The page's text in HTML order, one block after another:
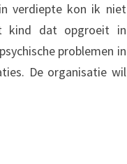
verdiepte kon ik niet
kind dat opgroeit in
problemen in
De organisatie wil